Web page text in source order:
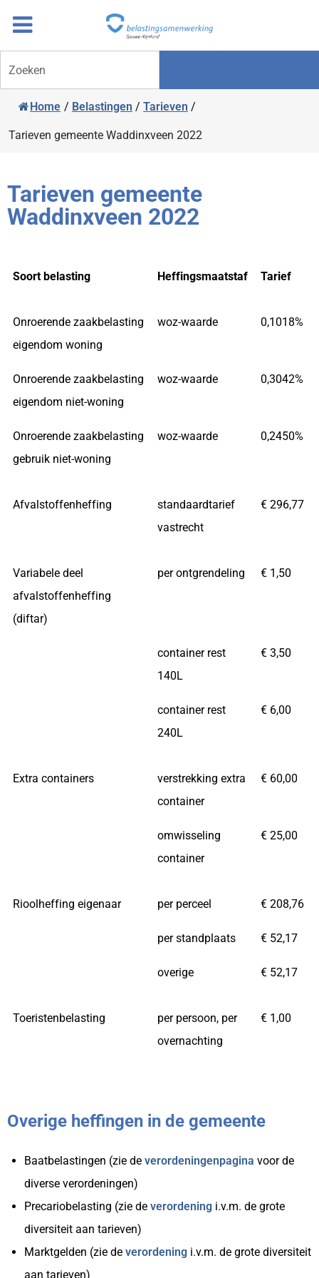
naar
inhoud
door
naar
navigatie
Zoeken
Home / Belastingen / Tarieven /
Tarieven gemeente Waddinxveen 2022
Tarieven gemeente
Waddinxveen 2022
Soort belasting Heffingsmaatstaf Tarief
Onroerende zaakbelasting
eigendom woning
woz-waarde 0,1018%
Onroerende zaakbelasting
eigendom niet-woning
woz-waarde 0,3042%
Onroerende zaakbelasting
gebruik niet-woning
woz-waarde 0,2450%
Afvalstoffenheffing
standaardtarief
vastrecht
€ 296,77
Variabele deel
afvalstoffenheffing
(diftar)
per ontgrendeling € 1,50
container rest
140L
€ 3,50
container rest
240L
€ 6,00
Extra containers
verstrekking extra
container
€ 60,00
omwisseling
container
€ 25,00
Rioolheffing eigenaar per perceel € 208,76
per standplaats € 52,17
overige € 52,17
Toeristenbelasting
per persoon, per
overnachting
€ 1,00
Overige heffingen in de gemeente
Baatbelastingen (zie de verordeningenpagina voor de
diverse verordeningen)
Precariobelasting (zie de verordening i.v.m. de grote
diversiteit aan tarieven)
Marktgelden (zie de verordening i.v.m. de grote diversiteit
aan tarieven)